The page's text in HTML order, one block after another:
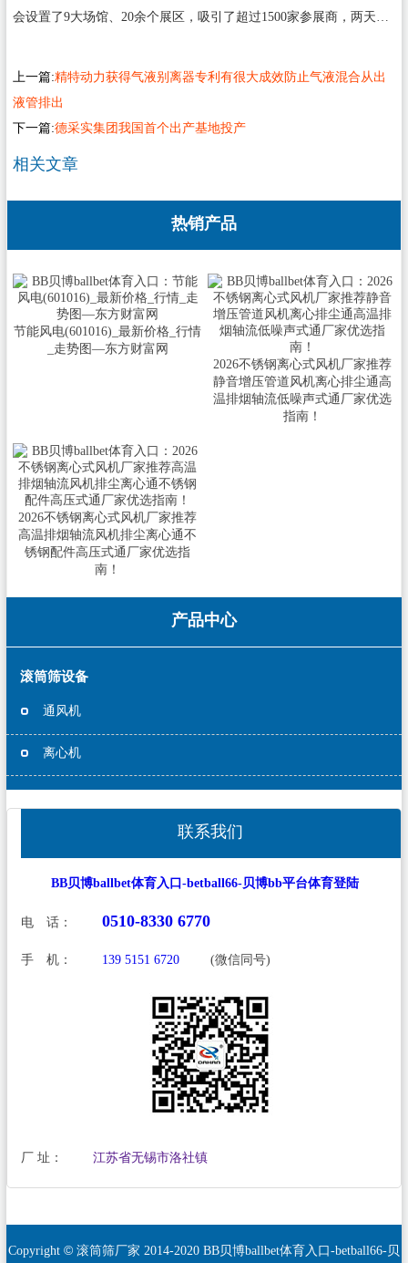
会设置了9大场馆、20余个展区，吸引了超过1500家参展商，两天…
上一篇:精特动力获得气液别离器专利有很大成效防止气液混合从出
液管排出
下一篇:德采实集团我国首个出产基地投产
相关文章
热销产品
节能风电(601016)_最新价格_行情
_走势图—东方财富网
2026不锈钢离心式风机厂家推荐
静音增压管道风机离心排尘通高
温排烟轴流低噪声式通厂家优选
指南！
2026不锈钢离心式风机厂家推荐
高温排烟轴流风机排尘离心通不
锈钢配件高压式通厂家优选指
南！
产品中心
滚筒筛设备
通风机
离心机
联系我们
BB贝博ballbet体育入口-betball66-贝博bb平台体育登陆
电 话： 0510-8330 6770
手 机： 139 5151 6720 (微信同号)
厂 址： 江苏省无锡市洛社镇
Copyright © 滚筒筛厂家 2014-2020 BB贝博ballbet体育入口-betball66-贝